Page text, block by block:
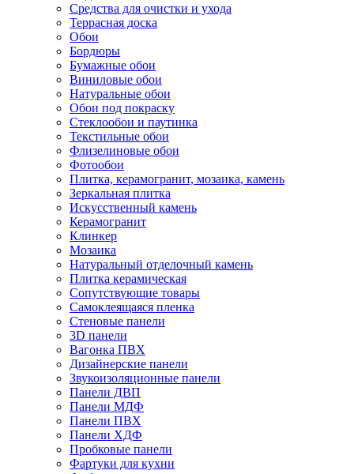
Средства для очистки и ухода
Террасная доска
Обои
Бордюры
Бумажные обои
Виниловые обои
Натуральные обои
Обои под покраску
Стеклообои и паутинка
Текстильные обои
Флизелиновые обои
Фотообои
Плитка, керамогранит, мозаика, камень
Зеркальная плитка
Искусственный камень
Керамогранит
Клинкер
Мозаика
Натуральный отделочный камень
Плитка керамическая
Сопутствующие товары
Самоклеящаяся пленка
Стеновые панели
3D панели
Вагонка ПВХ
Дизайнерские панели
Звукоизоляционные панели
Панели ДВП
Панели МДФ
Панели ПВХ
Панели ХДФ
Пробковые панели
Фартуки для кухни